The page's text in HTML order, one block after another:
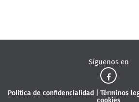
Síguenos en
Politica de confidencialidad Términos
cookies